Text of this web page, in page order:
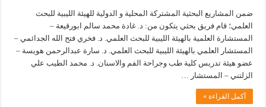
ضمن المشاريع البحثية المشتركة المحلية و الدولية للهيئة الليبية للبحث
العلمي؛ قام فريق بحثي يتكون من: د. غادة محمد سالم ابورقيعة –
المستشارة العلمية بالهيئة الليبية للبحث العلمي. د. فخري فتح الله الجدائمي –
المستشار العلمي بالهيئة الليبية للبحث العلمي. د. سارة عبدالرحمن هويسة –
عضو هيئة تدريس كلية طب وجراحة الفم والاسنان. د. محمد الطيب علي
الزلتني – المستشار …
أكمل القراءة »